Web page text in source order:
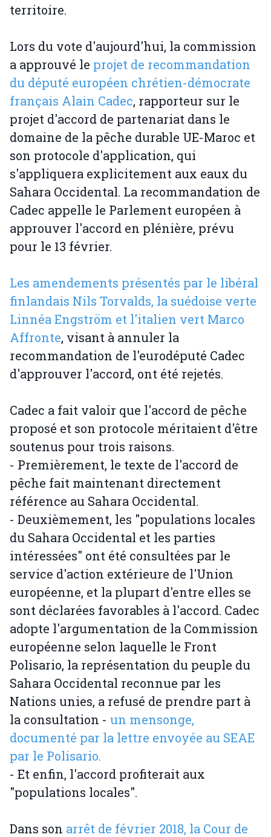
territoire.
Lors du vote d'aujourd'hui, la commission
a approuvé le projet de recommandation
du député européen chrétien-démocrate
français Alain Cadec, rapporteur sur le
projet d'accord de partenariat dans le
domaine de la pêche durable UE-Maroc et
son protocole d'application, qui
s'appliquera explicitement aux eaux du
Sahara Occidental. La recommandation de
Cadec appelle le Parlement européen à
approuver l'accord en plénière, prévu
pour le 13 février.
Les amendements présentés par le libéral
finlandais Nils Torvalds, la suédoise verte
Linnéa Engström et l'italien vert Marco
Affronte, visant à annuler la
recommandation de l'eurodéputé Cadec
d'approuver l'accord, ont été rejetés.
Cadec a fait valoir que l'accord de pêche
proposé et son protocole méritaient d'être
soutenus pour trois raisons.
- Premièrement, le texte de l'accord de
pêche fait maintenant directement
référence au Sahara Occidental.
- Deuxièmement, les "populations locales
du Sahara Occidental et les parties
intéressées" ont été consultées par le
service d'action extérieure de l'Union
européenne, et la plupart d'entre elles se
sont déclarées favorables à l'accord. Cadec
adopte l'argumentation de la Commission
européenne selon laquelle le Front
Polisario, la représentation du peuple du
Sahara Occidental reconnue par les
Nations unies, a refusé de prendre part à
la consultation - un mensonge,
documenté par la lettre envoyée au SEAE
par le Polisario.
- Et enfin, l'accord profiterait aux
"populations locales".
Dans son arrêt de février 2018, la Cour de